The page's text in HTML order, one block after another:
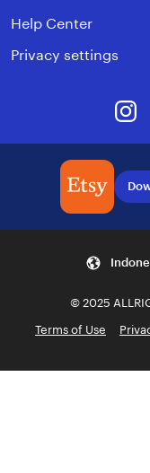
Help Center
Privacy settings
© 2025
Terms of Use